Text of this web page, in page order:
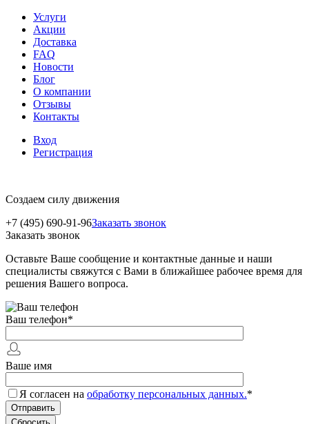
Услуги
Акции
Доставка
FAQ
Новости
Блог
О компании
Отзывы
Контакты
Вход
Регистрация
Создаем силу движения
+7 (495) 690-91-96Заказать звонок
Заказать звонок
Оставьте Ваше сообщение и контактные данные и наши
специалисты свяжутся с Вами в ближайшее рабочее время для
решения Вашего вопроса.
Ваш телефон*
Ваше имя
Я согласен на обработку персональных данных.*